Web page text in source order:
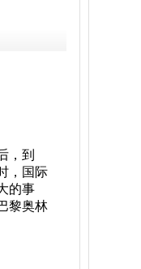
，到
，国际
的事
黎奥林